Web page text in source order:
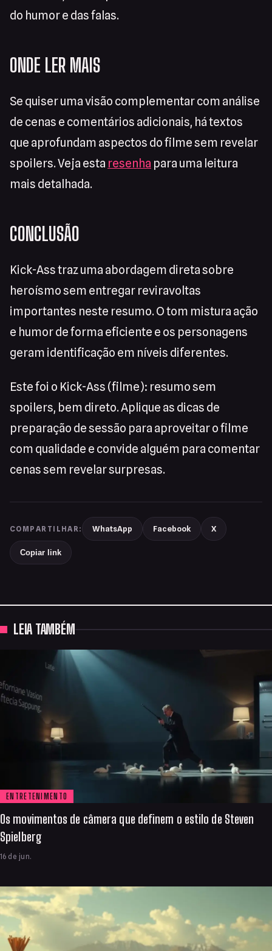
do humor e das falas.
ONDE LER MAIS
Se quiser uma visão complementar com análise
de cenas e comentários adicionais, há textos
que aprofundam aspectos do filme sem revelar
spoilers. Veja esta resenha para uma leitura
mais detalhada.
CONCLUSÃO
Kick-Ass traz uma abordagem direta sobre
heroísmo sem entregar reviravoltas
importantes neste resumo. O tom mistura ação
e humor de forma eficiente e os personagens
geram identificação em níveis diferentes.
Este foi o Kick-Ass (filme): resumo sem
spoilers, bem direto. Aplique as dicas de
preparação de sessão para aproveitar o filme
com qualidade e convide alguém para comentar
cenas sem revelar surpresas.
COMPARTILHAR: WhatsApp Facebook X
Copiar link
LEIA TAMBÉM
ENTRETENIMENTO
Os movimentos de câmera que definem o estilo de Steven
Spielberg
16 de jun.